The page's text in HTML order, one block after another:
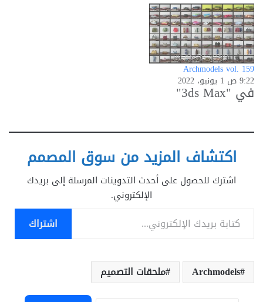
Archmodels vol. 159
9:22 ص 1 يونيو، 2022
في "3ds Max"
اكتشاف المزيد من سوق المصمم
اشترك للحصول على أحدث التدوينات المرسلة إلى بريدك
الإلكتروني.
كتابة بريدك الإلكتروني...
اشتراك
Archmodels ملحقات التصميم